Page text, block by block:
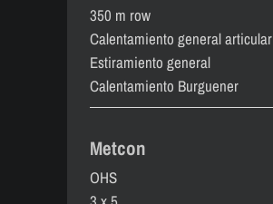
350 m row
Calentamiento general articular
Estiramiento general
Calentamiento Burguener
Metcon
OHS